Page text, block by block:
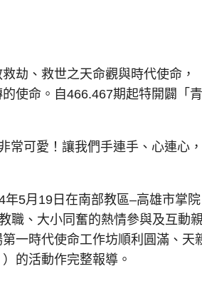
、救世之天命觀與時代使命，
使命。自466.467期起特開闢「
常可愛！讓我們手連手、心連心
5月19日在南部教區–高雄市掌院
職、大小同奮的熱情參與及互動
一時代使命工作坊順利圓滿、天
的活動作完整報導。